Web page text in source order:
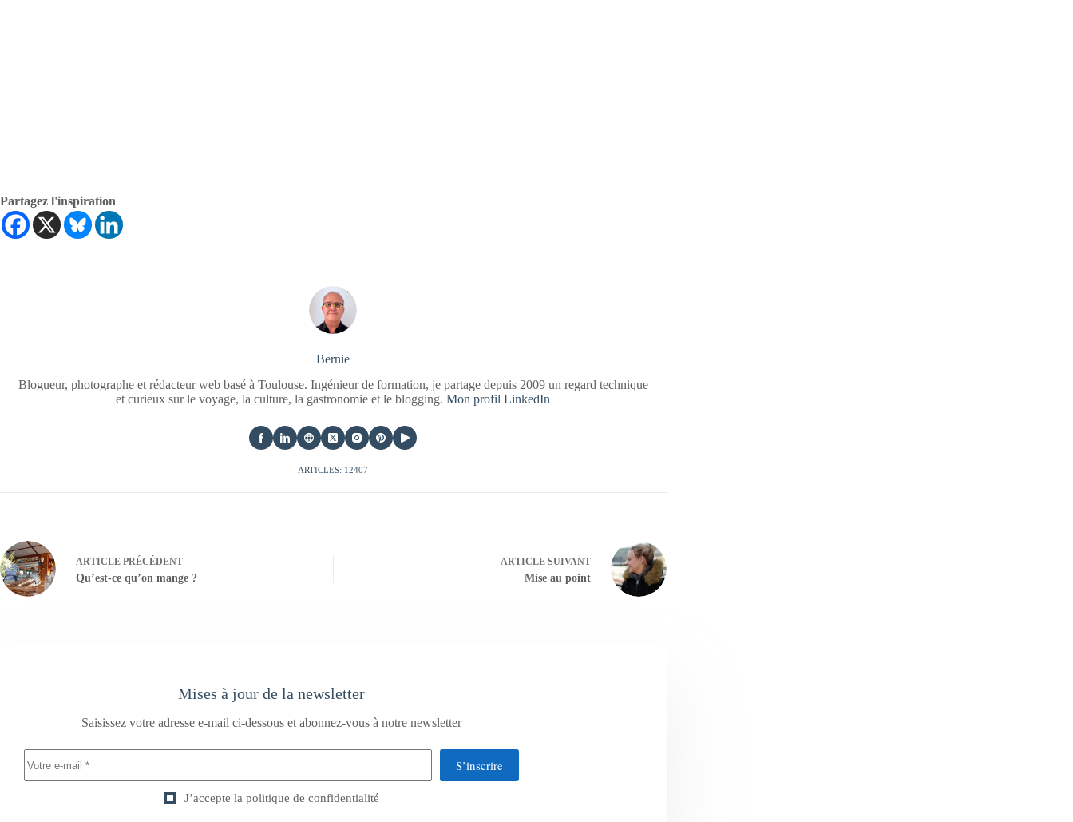
Partagez l'inspiration
Bernie
Blogueur, photographe et rédacteur web basé à Toulouse. Ingénieur de formation, je partage depuis 2009 un regard technique
et curieux sur le voyage, la culture, la gastronomie et le blogging.Mon profil LinkedIn
ARTICLES: 12407
ARTICLE PRÉCÉDENT
Qu’est-ce qu’on mange ?
ARTICLESUIVANT
Mise au point
Mises à jour de la newsletter
Saisissez votre adresse e-mail ci-dessous et abonnez-vous à notre newsletter
S’inscrire
J’accepte la politique de confidentialité